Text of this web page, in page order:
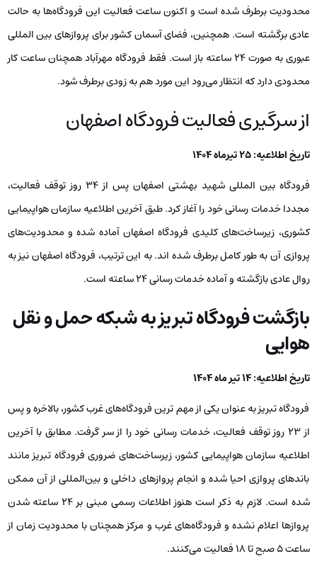
محدودیت برطرف شده است و اکنون ساعت فعالیت این فرودگاه‌ها به حالت
عادی برگشته است. همچنین، فضای آسمان کشور برای پروازهای بین المللی
عبوری به صورت 24 ساعته باز است. فقط فرودگاه مهرآباد همچنان ساعت کار
محدودی دارد که انتظار می‌رود این مورد هم به زودی برطرف شود.
از سرگیری فعالیت فرودگاه اصفهان
تاریخ اطلاعیه: 25 تیرماه 1404
فرودگاه بین المللی شهید بهشتی اصفهان پس از 34 روز توقف فعالیت،
مجددا خدمات رسانی خود را آغاز کرد. طبق آخرین اطلاعیه سازمان هواپیمایی
کشوری، زیرساخت‌های کلیدی فرودگاه اصفهان آماده شده و محدودیت‌های
پروازی آن به طور کامل برطرف شده اند. به این ترتیب، فرودگاه اصفهان نیز به
روال عادی بازگشته و آماده خدمات رسانی 24 ساعته است.
بازگشت فرودگاه تبریز به شبکه حمل و نقل
هوایی
تاریخ اطلاعیه: 14 تیر ماه 1404
فرودگاه تبریز به عنوان یکی از مهم ترین فرودگاه‌های غرب کشور، بالاخره و پس
از 23 روز توقف فعالیت، خدمات رسانی خود را از سر گرفت. مطابق با آخرین
اطلاعیه سازمان هواپیمایی کشور، زیرساخت‌های ضروری فرودگاه تبریز مانند
باندهای پروازی احیا شده و انجام پروازهای داخلی و بین‌المللی از آن ممکن
شده است. لازم به ذکر است هنوز اطلاعات رسمی مبنی بر 24 ساعته شدن
پروازها اعلام نشده و فرودگاه‌های غرب و مرکز همچنان با محدودیت زمان از
ساعت 5 صبح تا 18 فعالیت می‌کنند.